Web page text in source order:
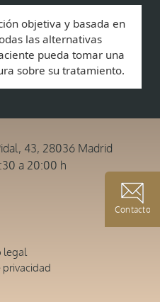
Contacto
objetiva y basada en
las alternativas
pueda tomar una
sobre su tratamiento.
43, 28036 Madrid
a 20:00 h
legal
privacidad